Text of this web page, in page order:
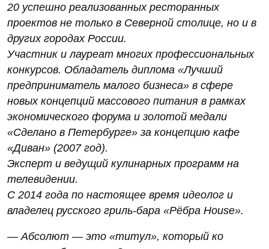
20 успешно реализованных ресторанных
проектов не только в Северной столице, но и в
других городах России.
Участник и лауреат многих профессиональных
конкурсов. Обладатель диплома «Лучший
предприниматель малого бизнеса» в сфере
новых концепций массового питания в рамках
экономического форума и золотой медали
«Сделано в Петербурге» за концепцию кафе
«Диван» (2007 год).
Эксперт и ведущий кулинарных программ на
телевидении.
С 2014 года по настоящее время идеолог и
владелец русского гриль-бара «Рёбра House».
— Абсолют — это «титул», который ко